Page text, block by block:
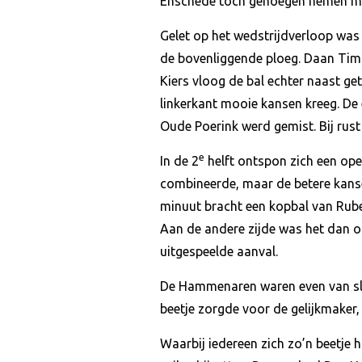
Gelet op het wedstrijdverloop
de bovenliggende ploeg. Daan
Kiers vloog de bal echter naast
linkerkant mooie kansen kreeg.
Oude Poerink werd gemist. Bij
In de 2e helft ontspon zich een
combineerde, maar de betere
minuut bracht een kopbal van
Aan de andere zijde was het dan
uitgespeelde aanval.
De Hammenaren waren even van
beetje zorgde voor de
Waarbij iedereen zich zo’n beetje